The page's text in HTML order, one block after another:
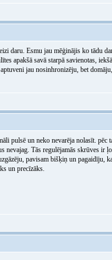
daru. Esmu jau mēģinājis ko tādu
apakšā savā starpā savienotas,
jau nosinhronizēju, bet
pulsē un neko nevarēja nolasīt. pēc
nevajag. Tās regulējamās skrūves ir
pavisam bišķiņ un pagaidīju,
un precīzāks.